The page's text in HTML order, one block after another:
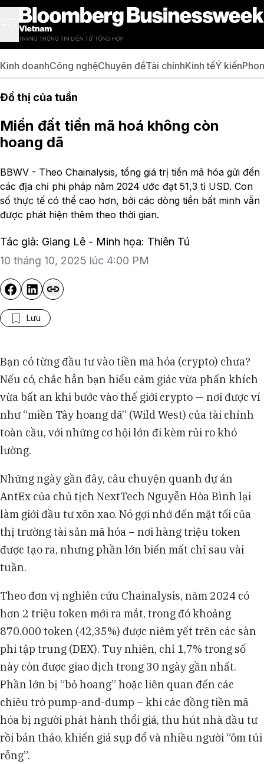
Kinh doanhCông nghệChuyên đềTài chínhKinh tếÝ kiến
Đồ thị của tuần
Miền đất tiền mã hoá không còn
hoang dã
BBWV - Theo Chainalysis, tổng giá trị tiền mã hóa gửi đến
các địa chỉ phi pháp năm 2024 ước đạt 51,3 tỉ USD. Con
số thực tế có thể cao hơn, bởi các dòng tiền bất minh vẫn
được phát hiện thêm theo thời gian.
Tác giả: Giang Lê - Minh họa: Thiên Tú
10 tháng 10, 2025 lúc 4:00 PM
Lưu
Bạn có từng đầu tư vào tiền mã hóa (crypto) chưa?
Nếu có, chắc hẳn bạn hiểu cảm giác vừa phấn khích
vừa bất an khi bước vào thế giới crypto — nơi được ví
như “miền Tây hoang dã” (Wild West) của tài chính
toàn cầu, với những cơ hội lớn đi kèm rủi ro khó
lường.
Những ngày gần đây, câu chuyện quanh dự án
AntEx của chủ tịch NextTech Nguyễn Hòa Bình lại
làm giới đầu tư xôn xao. Nó gợi nhớ đến mặt tối của
thị trường tài sản mã hóa – nơi hàng triệu token
được tạo ra, nhưng phần lớn biến mất chỉ sau vài
tuần.
Theo đơn vị nghiên cứu Chainalysis, năm 2024 có
hơn 2 triệu token mới ra mắt, trong đó khoảng
870.000 token (42,35%) được niêm yết trên các sàn
phi tập trung (DEX). Tuy nhiên, chỉ 1,7% trong số
này còn được giao dịch trong 30 ngày gần nhất.
Phần lớn bị “bỏ hoang” hoặc liên quan đến các
chiêu trò pump-and-dump – khi các đồng tiền mã
hóa bị người phát hành thổi giá, thu hút nhà đầu tư
rồi bán tháo, khiến giá sụp đổ và nhiều người “ôm túi
rỗng”.